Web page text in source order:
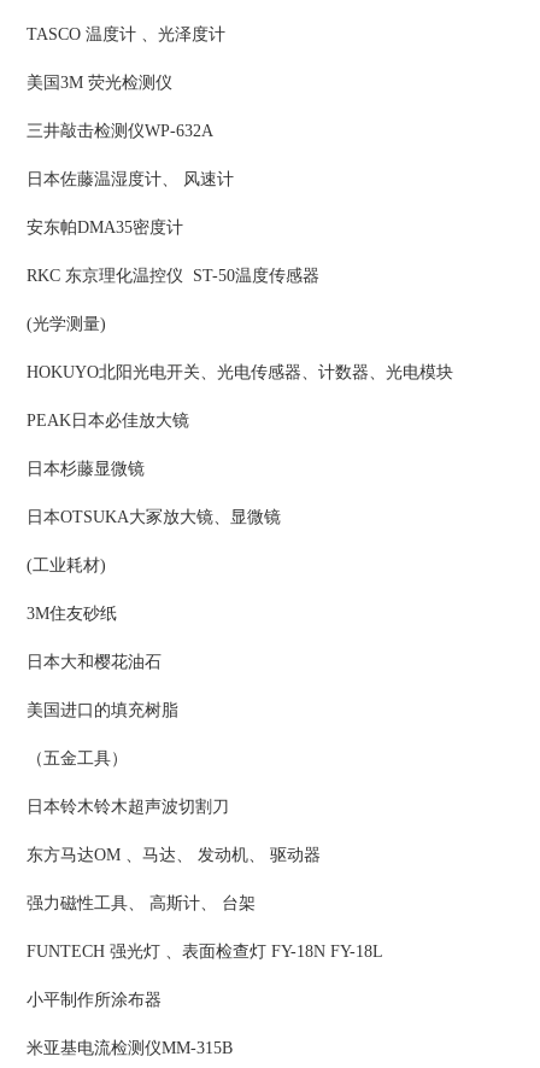
TASCO 温度计 、光泽度计
美国3M 荧光检测仪
三井敲击检测仪WP-632A
日本佐藤温湿度计、 风速计
安东帕DMA35密度计
RKC 东京理化温控仪 ST-50温度传感器
(光学测量)
HOKUYO北阳光电开关、光电传感器、计数器、光电模块
PEAK日本必佳放大镜
日本杉藤显微镜
日本OTSUKA大冢放大镜、显微镜
(工业耗材)
3M住友砂纸
日本大和樱花油石
美国进口的填充树脂
（五金工具）
日本铃木铃木超声波切割刀
东方马达OM 、马达、 发动机、 驱动器
强力磁性工具、 高斯计、 台架
FUNTECH 强光灯 、表面检查灯 FY-18N FY-18L
小平制作所涂布器
米亚基电流检测仪MM-315B